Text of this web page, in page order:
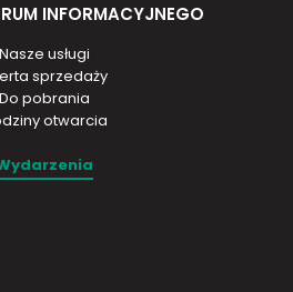
INFORMACYJNEGO
Nasze usługi
sprzedaży
Do pobrania
otwarcia